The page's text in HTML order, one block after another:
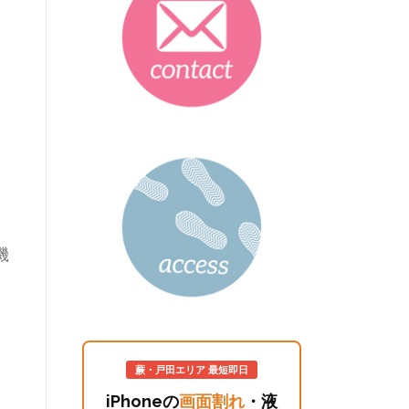
蕨・戸田エリア 最短即日
iPhoneの画面割れ ・液